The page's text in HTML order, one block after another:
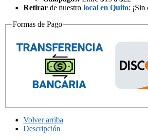
Retirar de nuestro local en Quito: ¡Sin
Formas de Pago
Volver arriba
Descripción